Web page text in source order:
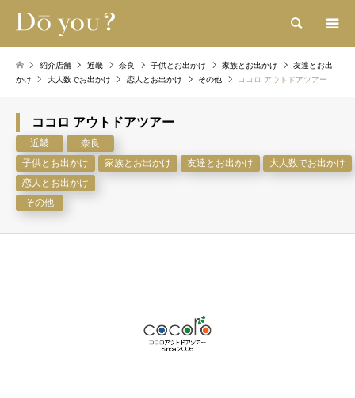
検索
紹介店舗 近畿 奈良 子供とお出かけ 家族とお出かけ
友達とお出
かけ
大人数でお出かけ 恋人とお出かけ その他 ココロ アウトドアツアー
ココロ アウトドアツアー
近畿
奈良
子供とお出かけ
家族とお出かけ 友達とお出かけ
大人数でお出かけ
恋人とお出かけ
その他